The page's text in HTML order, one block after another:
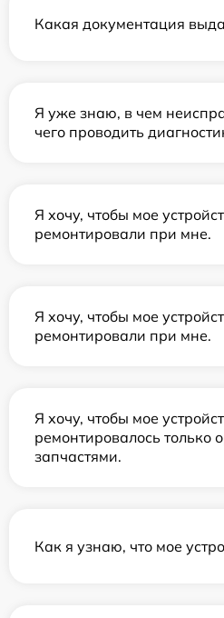
Какая документация
Я уже знаю, в чем
чего проводить
Я хочу, чтобы мое
ремонтировали при мне.
Я хочу, чтобы мое
ремонтировали при мне.
Я хочу, чтобы мое
ремонтировалось только
запчастями.
Как я узнаю, что мое